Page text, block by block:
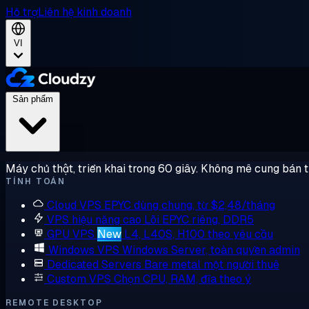
Hỗ trợLiên hệ kinh doanh
VI
Máy chủ thật, triển khai trong 60 giây. Không mê cung bán
TÍNH TOÁN
Cloud VPS EPYC dùng chung, từ $2,48/tháng
VPS hiệu năng cao Lõi EPYC riêng, DDR5
GPU VPS New L4, L40S, H100 theo yêu cầu
Windows VPS Windows Server, toàn quyền admin
Dedicated Servers Bare metal một người thuê
Custom VPS Chọn CPU, RAM, đĩa theo ý
REMOTE DESKTOP